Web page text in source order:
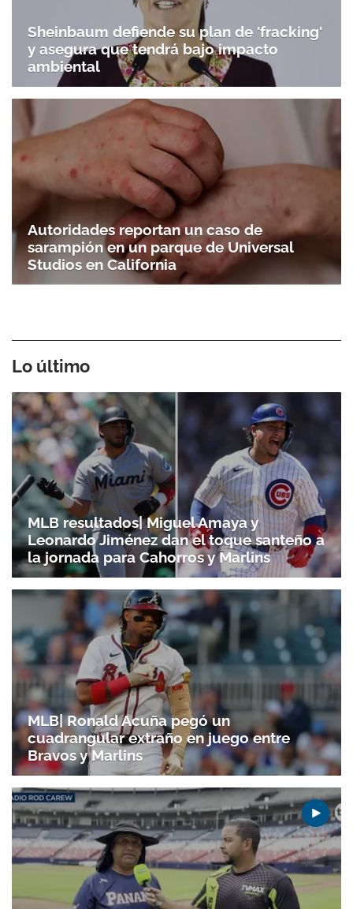
Sheinbaum defiende su plan de 'fracking'
y asegura que tendrá bajo impacto
ambiental
Autoridades reportan un caso de
sarampión en un parque de Universal
Studios en California
Lo último
MLB resultados| Miguel Amaya y
Leonardo Jiménez dan el toque santeño a
la jornada para Cahorros y Marlins
MLB| Ronald Acuña pegó un
cuadrangular extraño en juego entre
Bravos y Marlins